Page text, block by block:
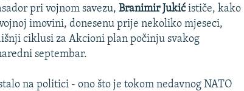
pri vojnom savezu,Branimir Jukićističe, kako
imovini, donesenu prije nekoliko mjeseci,
ciklusi za Akcioni plan počinju svakog
septembar.
na politici - ono što je tokom nedavnog NATO